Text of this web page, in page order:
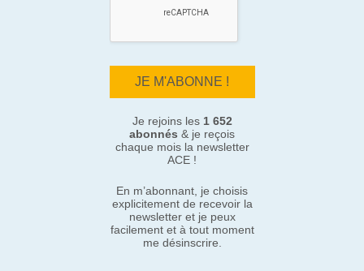
Je rejoins les 1 652
abonnés & je reçois
chaque mois la newsletter
ACE !
En m’abonnant, je choisis
explicitement de recevoir la
newsletter et je peux
facilement et à tout moment
me désinscrire.